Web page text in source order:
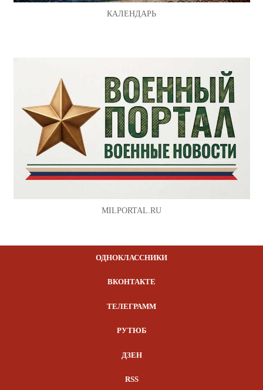
КАЛЕНДАРЬ
MILPORTAL.RU
ОДНОКЛАССНИКИ
ВКОНТАКТЕ
ТЕЛЕГРАММ
РУТЮБ
ДЗЕН
RSS